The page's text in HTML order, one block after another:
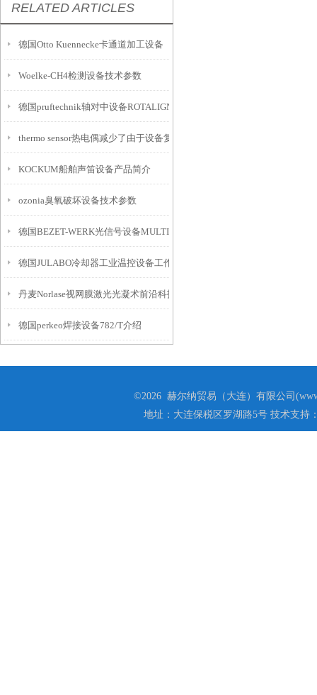
RELATED ARTICLES
德国Otto Kuennecke卡通道加工设备
Woelke-CH4检测设备技术参数
德国pruftechnik轴对中设备ROTALIGN Touch
thermo sensor热电偶减少了由于设备复杂性导致的测量误差
KOCKUM船舶声笛设备产品简介
ozonia臭氧破坏设备技术参数
德国BEZET-WERK光信号设备MULTI介绍
德国JULABO冷却器工业温控设备工作原理
丹麦Norlase视网膜激光光凝术前沿科技设备
德国perkeo焊接设备782/T介绍
©2026 赫尔纳贸易（大连）有限公司
地址：大连保税区罗湖路5号 技术支持